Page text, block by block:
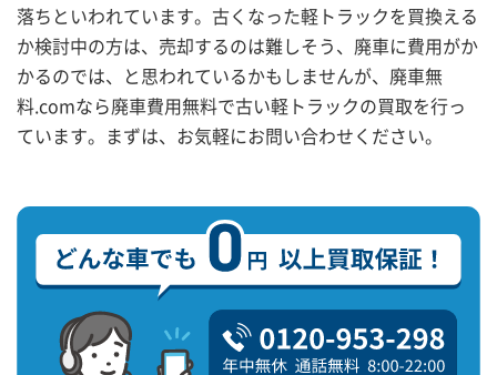
落ちといわれています。古くなった軽トラックを買換える
か検討中の方は、売却するのは難しそう、廃車に費用がか
かるのでは、と思われているかもしませんが、廃車無
料.comなら廃車費用無料で古い軽トラックの買取を行っ
ています。まずは、お気軽にお問い合わせください。